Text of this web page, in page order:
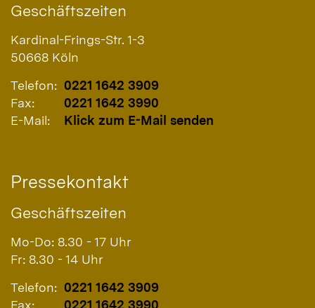
Geschäftszeiten
Kardinal-Frings-Str. 1-3
50668 Köln
Telefon: 0221 1642 3909
Fax:
0221 1642 3990
E-Mail:
Klick zum E-Mail senden
Pressekontakt
Geschäftszeiten
Mo-Do: 8.30 - 17 Uhr
Fr: 8.30 - 14 Uhr
Telefon: 0221 1642 3909
Fax:
0221 1642 3990